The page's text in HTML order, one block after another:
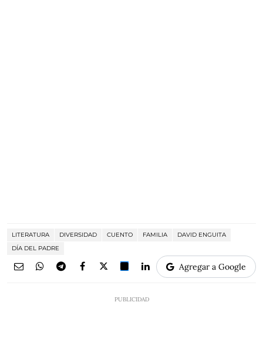
LITERATURA DIVERSIDAD CUENTO FAMILIA
DAVID ENGUITA
DÍA DEL PADRE
Agregar a Google